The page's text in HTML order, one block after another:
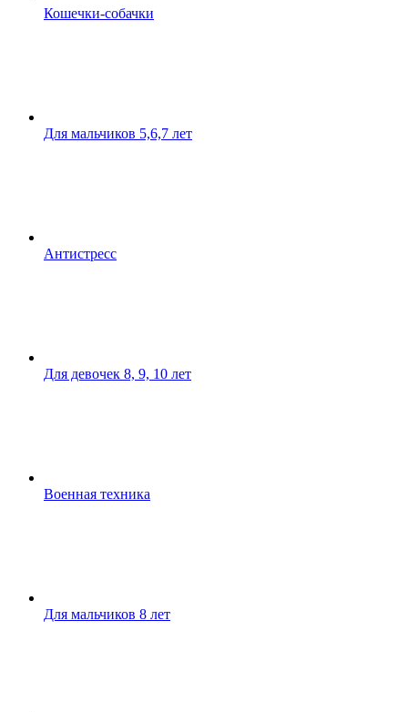
Кошечки-собачки
Для мальчиков 5,6,7 лет
Антистресс
Для девочек 8, 9, 10 лет
Военная техника
Для мальчиков 8 лет